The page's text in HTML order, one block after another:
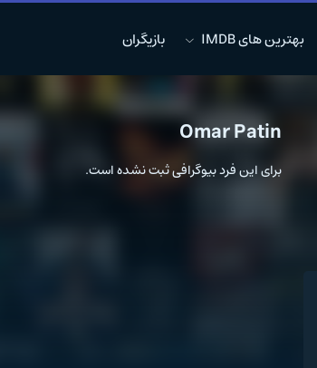
بهترین های IMDB بازیگران
Omar Patin
برای این فرد بیوگرافی ثبت نشده است.